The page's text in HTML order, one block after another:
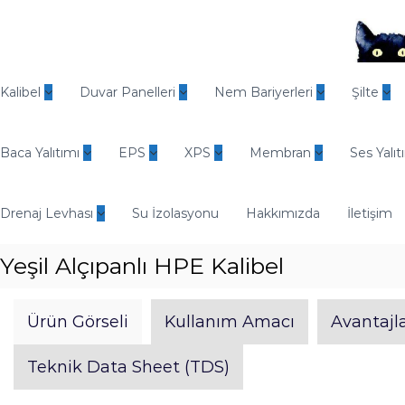
e
d
E
ü
t
Kalibel Duvar Panelleri Nem Bariyerleri Şilte
Baca Yalıtımı EPS XPS Membran Ses
Drenaj Levhası Su İzolasyonu Hakkımızda İletişim
Yeşil Alçıpanlı HPE Kalibel
Ürün Görseli Kullanım Amacı
Teknik Data Sheet (TDS)